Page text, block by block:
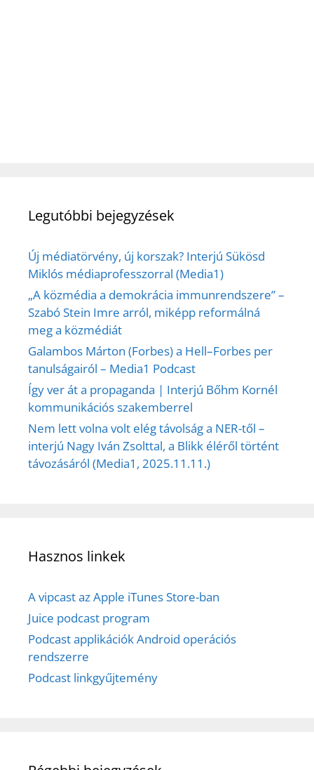
Legutóbbi bejegyzések
Új médiatörvény, új korszak? Interjú Sükösd
Miklós médiaprofesszorral (Media1)
„A közmédia a demokrácia immunrendszere” –
Szabó Stein Imre arról, miképp reformálná
meg a közmédiát
Galambos Márton (Forbes) a Hell–Forbes per
tanulságairól – Media1 Podcast
Így ver át a propaganda | Interjú Bőhm Kornél
kommunikációs szakemberrel
Nem lett volna volt elég távolság a NER-től –
interjú Nagy Iván Zsolttal, a Blikk éléről történt
távozásáról (Media1, 2025.11.11.)
Hasznos linkek
A vipcast az Apple iTunes Store-ban
Juice podcast program
Podcast applikációk Android operációs
rendszerre
Podcast linkgyűjtemény